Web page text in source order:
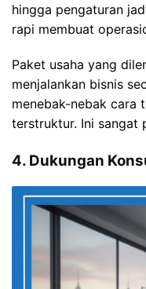
hingga pengaturan
rapi membuat
Paket usaha yang
menjalankan bisnis
menebak-nebak cara
terstruktur. Ini sangat
4. Dukungan